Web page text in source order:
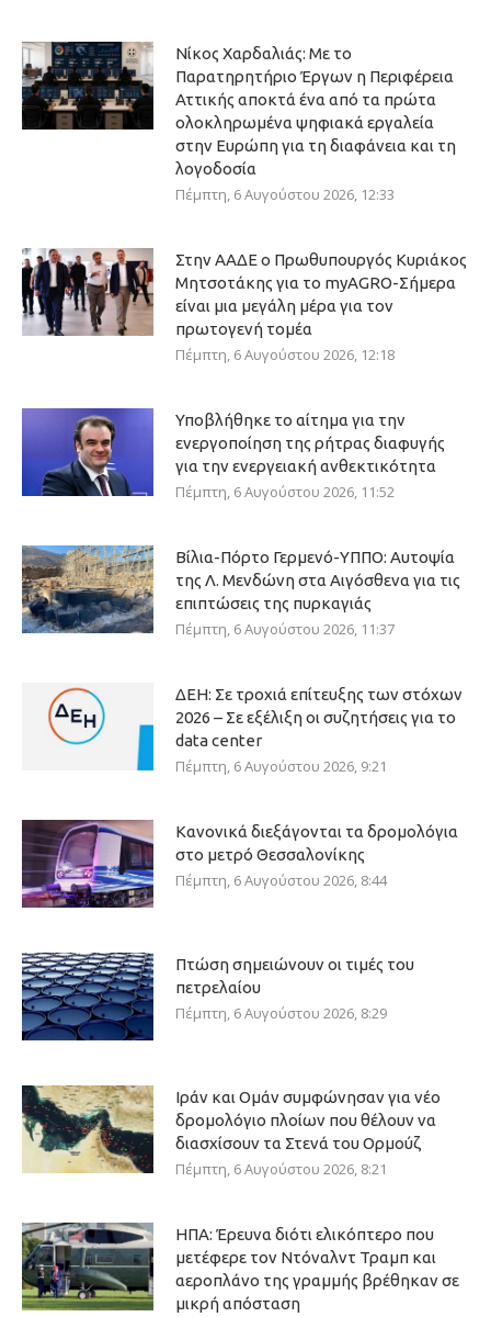
Νίκος Χαρδαλιάς: Με το
Παρατηρητήριο Έργων η Περιφέρεια
Αττικής αποκτά ένα από τα πρώτα
ολοκληρωμένα ψηφιακά εργαλεία
στην Ευρώπη για τη διαφάνεια και τη
λογοδοσία
Πέμπτη, 6 Αυγούστου 2026, 12:33
Στην ΑΑΔΕ ο Πρωθυπουργός Κυριάκος
Μητσοτάκης για το myAGRO-Σήμερα
είναι μια μεγάλη μέρα για τον
πρωτογενή τομέα
Πέμπτη, 6 Αυγούστου 2026, 12:18
Υποβλήθηκε το αίτημα για την
ενεργοποίηση της ρήτρας διαφυγής
για την ενεργειακή ανθεκτικότητα
Πέμπτη, 6 Αυγούστου 2026, 11:52
Βίλια-Πόρτο Γερμενό-ΥΠΠΟ: Αυτοψία
της Λ. Μενδώνη στα Αιγόσθενα για τις
επιπτώσεις της πυρκαγιάς
Πέμπτη, 6 Αυγούστου 2026, 11:37
ΔΕΗ: Σε τροχιά επίτευξης των στόχων
2026 – Σε εξέλιξη οι συζητήσεις για το
data center
Πέμπτη, 6 Αυγούστου 2026, 9:21
Κανονικά διεξάγονται τα δρομολόγια
στο μετρό Θεσσαλονίκης
Πέμπτη, 6 Αυγούστου 2026, 8:44
Πτώση σημειώνουν οι τιμές του
πετρελαίου
Πέμπτη, 6 Αυγούστου 2026, 8:29
Ιράν και Ομάν συμφώνησαν για νέο
δρομολόγιο πλοίων που θέλουν να
διασχίσουν τα Στενά του Ορμούζ
Πέμπτη, 6 Αυγούστου 2026, 8:21
ΗΠΑ: Έρευνα διότι ελικόπτερο που
μετέφερε τον Ντόναλντ Τραμπ και
αεροπλάνο της γραμμής βρέθηκαν σε
μικρή απόσταση